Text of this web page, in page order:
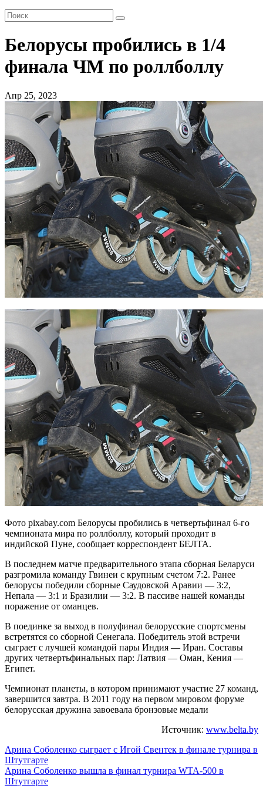
Белорусы пробились в 1/4
финала ЧМ по роллболлу
Апр 25, 2023
Фото pixabay.com Белорусы пробились в четвертьфинал 6-го
чемпионата мира по роллболлу, который проходит в
индийской Пуне, сообщает корреспондент БЕЛТА.
В последнем матче предварительного этапа сборная Беларуси
разгромила команду Гвинеи с крупным счетом 7:2. Ранее
белорусы победили сборные Саудовской Аравии — 3:2,
Непала — 3:1 и Бразилии — 3:2. В пассиве нашей команды
поражение от оманцев.
В поединке за выход в полуфинал белорусские спортсмены
встретятся со сборной Сенегала. Победитель этой встречи
сыграет с лучшей командой пары Индия — Иран. Составы
других четвертьфинальных пар: Латвия — Оман, Кения —
Египет.
Чемпионат планеты, в котором принимают участие 27 команд,
завершится завтра. В 2011 году на первом мировом форуме
белорусская дружина завоевала бронзовые медали
Источник: www.belta.by
Навигация
по
записям
Арина Соболенко сыграет с Игой Свентек в финале турнира в
Штутгарте
Арина Соболенко вышла в финал турнира WTA-500 в
Штутгарте